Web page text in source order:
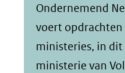
Ondernemend
voert
ministeries, in
ministerie van